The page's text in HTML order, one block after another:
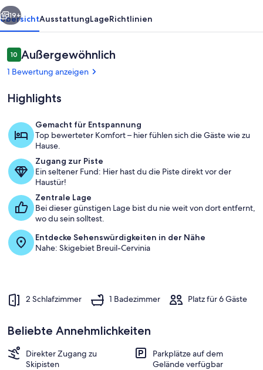
Close
to
the
slopes
lifts
Weiter
19+
ÜbersichtAusstattungLageRichtlinien
Bewertungen
1010 von 10.
Außergewöhnlich
1 Bewertung anzeigen
Highlights
Gemacht für Entspannung
Top bewerteter Komfort – hier fühlen sich die Gäste wie zu
Hause.
Zugang zur Piste
Ein seltener Fund: Hier hast du die Piste direkt vor der
Haustür!
Zentrale Lage
Bei dieser günstigen Lage bist du nie weit von dort entfernt,
wo du sein solltest.
Entdecke Sehenswürdigkeiten in der Nähe
Nahe: Skigebiet Breuil-Cervinia
2 Schlafzimmer 1 Badezimmer Platz für 6 Gäste
Beliebte Annehmlichkeiten
Direkter Zugang zu
Skipisten
Parkplätze auf dem
Gelände verfügbar